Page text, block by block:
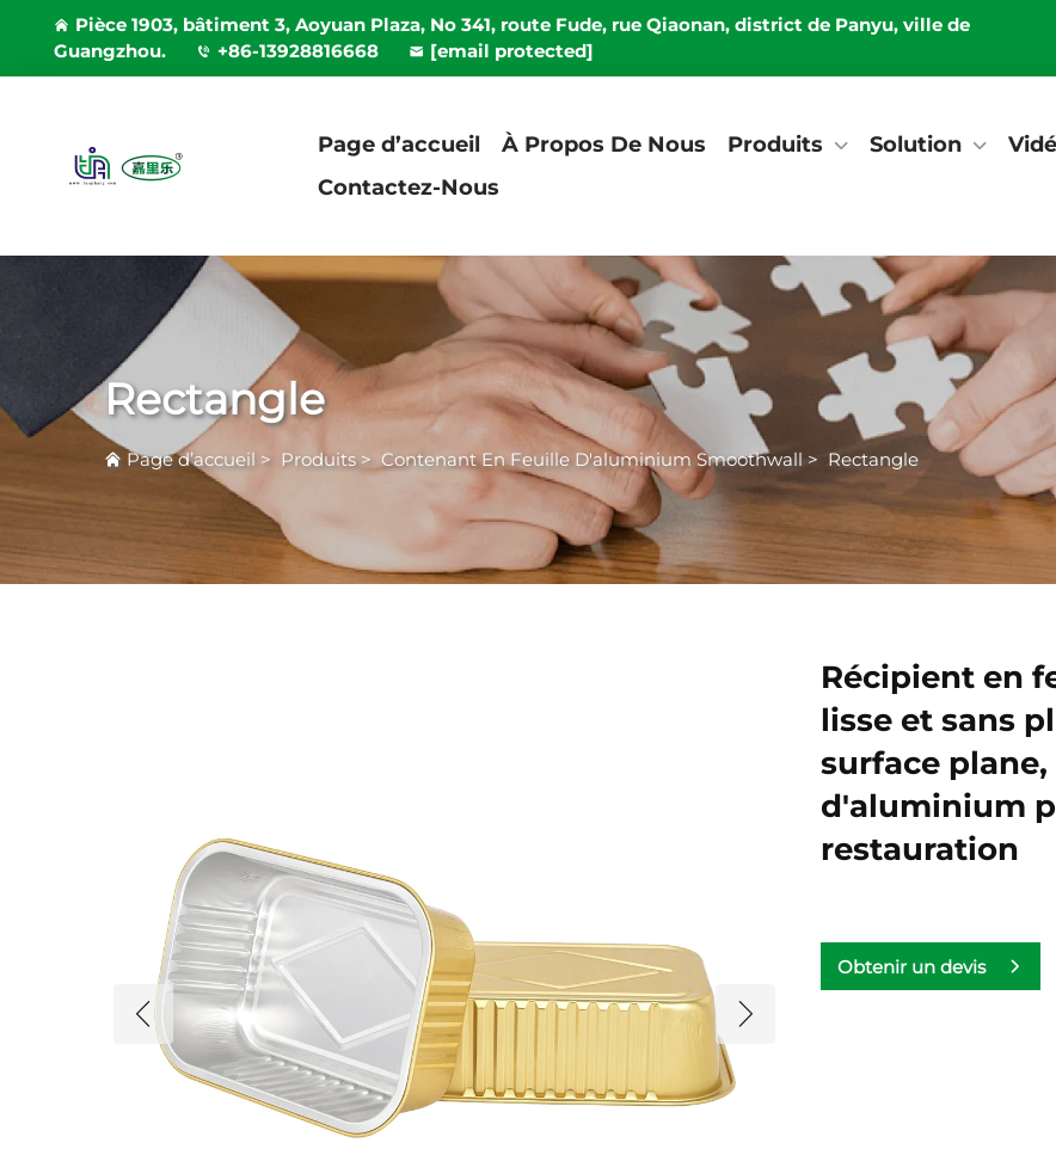
Pièce 1903, bâtiment 3, Aoyuan Plaza, No 341, route Fude, rue Qiaonan, district de Panyu, ville de
Guangzhou.
+86-13928816668 [email protected]
Page d’accueil À Propos De Nous Produits Solution
Contactez-Nous
Rectangle
Page d’accueil > Produits> Contenant En Feuille D'aluminium Smoothwall > Rectangle
Récipient en
lisse et sans
surface
d'aluminium
restauration
Obtenir un devis